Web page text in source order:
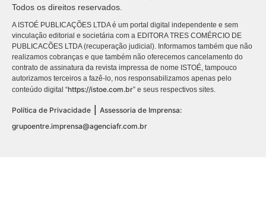
Todos os direitos reservados.
A ISTOÉ PUBLICAÇÕES LTDA é um portal digital independente e sem
vinculação editorial e societária com a EDITORA TRES COMÉRCIO DE
PUBLICACÕES LTDA (recuperação judicial). Informamos também que não
realizamos cobranças e que também não oferecemos cancelamento do
contrato de assinatura da revista impressa de nome ISTOÉ, tampouco
autorizamos terceiros a fazê-lo, nos responsabilizamos apenas pelo
conteúdo digital “https://istoe.com.br” e seus respectivos sites.
Política de Privacidade
Assessoria de Imprensa:
grupoentre.imprensa@agenciafr.com.br